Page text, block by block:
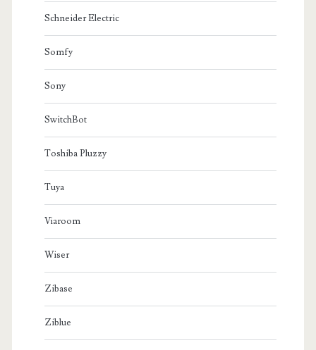
Schneider Electric
Somfy
Sony
SwitchBot
Toshiba Pluzzy
Tuya
Viaroom
Wiser
Zibase
Ziblue